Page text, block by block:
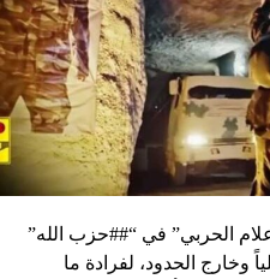
الحربي” في “##حزب الله”
داخلياً وخارج الحدود، لفرادة ما